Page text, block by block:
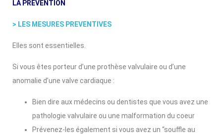
LA PRÉVENTION
> LES MESURES PREVENTIVES
Elles sont essentielles.
Si vous êtes porteur d’une prothèse valvulaire ou d’une
anomalie d’une valve cardiaque :
Bien dire aux médecins ou dentistes que vous avez une
pathologie valvulaire ou une malformation du coeur
Prévenez-les également si vous avez un “souffle au